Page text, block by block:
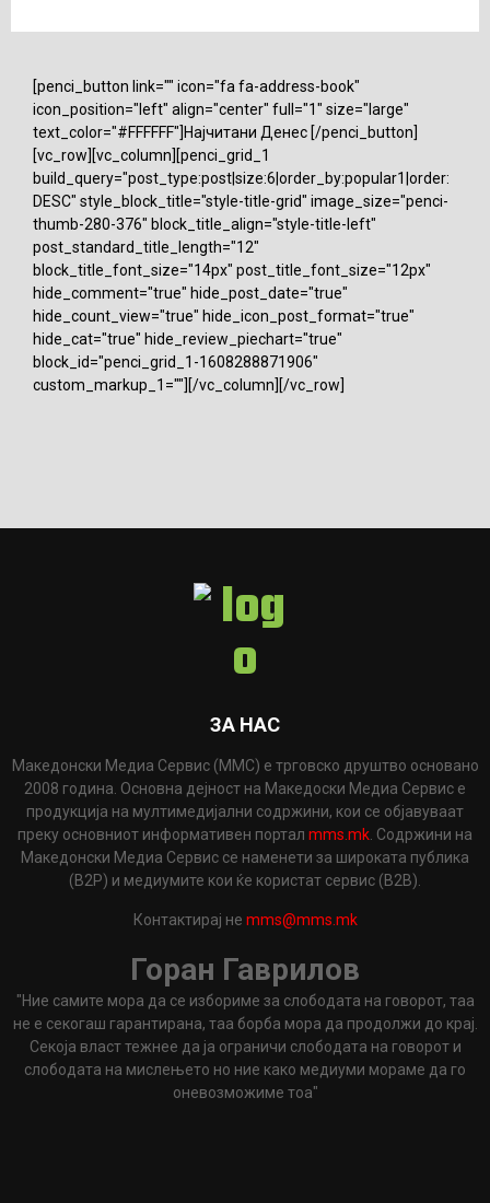
[penci_button link="" icon="fa fa-address-book"
icon_position="left" align="center" full="1" size="large"
text_color="#FFFFFF"]Најчитани Денес [/penci_button]
[vc_row][vc_column][penci_grid_1
build_query="post_type:post|size:6|order_by:popular1|order:
DESC" style_block_title="style-title-grid" image_size="penci-
thumb-280-376" block_title_align="style-title-left"
post_standard_title_length="12"
block_title_font_size="14px" post_title_font_size="12px"
hide_comment="true" hide_post_date="true"
hide_count_view="true" hide_icon_post_format="true"
hide_cat="true" hide_review_piechart="true"
block_id="penci_grid_1-1608288871906"
custom_markup_1=""][/vc_column][/vc_row]
ЗА НАС
Македонски Медиа Сервис (ММС) е трговско друштво основано
2008 година. Основна дејност на Македоски Медиа Сервис е
продукција на мултимедијални содржини, кои се објавуваат
преку основниот информативен портал mms.mk . Содржини на
Македонски Медиа Сервис се наменети за широката публика
(B2P) и медиумите кои ќе користат сервис (B2B).
Контактирај не mms@mms.mk
Горан Гаврилов
"Ние самите мора да се избориме за слободата на говорот, таа
не е секогаш гарантирана, таа борба мора да продолжи до крај.
Секоја власт тежнее да ја ограничи слободата на говорот и
слободата на мислењето но ние како медиуми мораме да го
оневозможиме тоа"